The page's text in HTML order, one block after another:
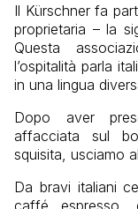
Il Kürschner fa
proprietaria – la
Questa
l’ospitalità parla
in una lingua
Dopo aver
affacciata sul
squisita, usciamo
Da bravi italiani
caffé espresso,